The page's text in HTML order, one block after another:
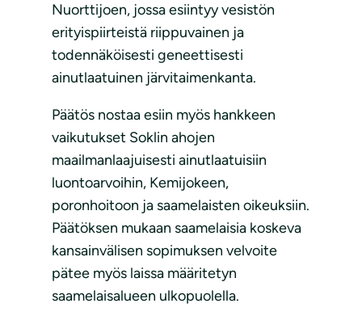
Nuorttijoen, jossa esiintyy vesistön
erityispiirteistä riippuvainen ja
todennäköisesti geneettisesti
ainutlaatuinen järvitaimenkanta.
Päätös nostaa esiin myös hankkeen
vaikutukset Soklin ahojen
maailmanlaajuisesti ainutlaatuisiin
luontoarvoihin, Kemijokeen,
poronhoitoon ja saamelaisten oikeuksiin.
Päätöksen mukaan saamelaisia koskeva
kansainvälisen sopimuksen velvoite
pätee myös laissa määritetyn
saamelaisalueen ulkopuolella.